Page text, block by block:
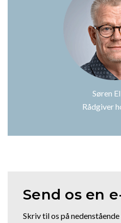
Søren
Rådgiver
Send os en
Skriv til os på